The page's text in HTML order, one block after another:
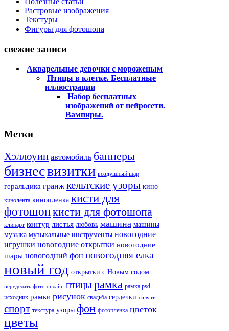
Растровые изображения
Текстуры
Фигуры для фотошопа
свежие записи
Акварельные девочки с мороженым
Птицы в клетке. Бесплатные
иллюстрации
Набор бесплатных
изображений от нейросети.
Вампиры.
Метки
Хэллоуин автомобиль баннеры
бизнесвизитки воздушный шар
геральдика гранж кельтские узоры кино
кинолента кинопленка кисти для
фотошопкисти для фотошопа
клипарт контур листья любовь машина машины
музыка музыкальные инструменты новогодние
игрушки новогодние открытки новогодние
шары новогодний фон новогодняя елка
новый год открытки с Новым годом
переделать фото онлайн птицырамка рамка psd
исходник рамки рисунок свадьба сердечки силуэт
спорт текстура узоры фон фотопленка цветок
цветы